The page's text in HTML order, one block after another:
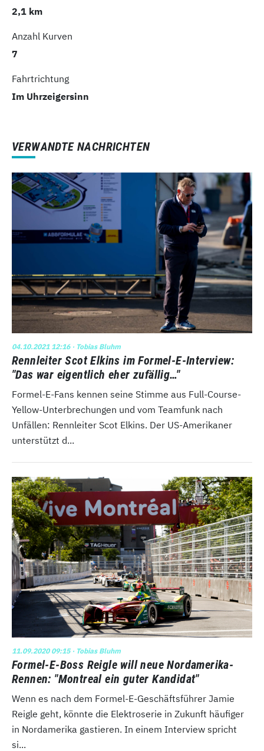
2,1 km
Anzahl Kurven
7
Fahrtrichtung
Im Uhrzeigersinn
VERWANDTE NACHRICHTEN
04.10.2021 12:16· Tobias Bluhm
Rennleiter Scot Elkins im Formel-E-Interview:
"Das war eigentlich eher zufällig…"
Formel-E-Fans kennen seine Stimme aus Full-Course-
Yellow-Unterbrechungen und vom Teamfunk nach
Unfällen: Rennleiter Scot Elkins. Der US-Amerikaner
unterstützt d...
11.09.2020 09:15· Tobias Bluhm
Formel-E-Boss Reigle will neue Nordamerika-
Rennen: "Montreal ein guter Kandidat"
Wenn es nach dem Formel-E-Geschäftsführer Jamie
Reigle geht, könnte die Elektroserie in Zukunft häufiger
in Nordamerika gastieren. In einem Interview spricht
si...